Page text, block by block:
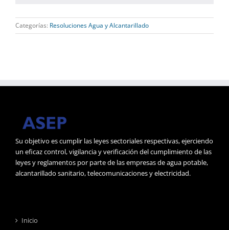
Categorías: Resoluciones Agua y Alcantarillado
Su objetivo es cumplir las leyes sectoriales respectivas, ejerciendo
un eficaz control, vigilancia y verificación del cumplimiento de las
leyes y reglamentos por parte de las empresas de agua potable,
alcantarillado sanitario, telecomunicaciones y electricidad.
Inicio